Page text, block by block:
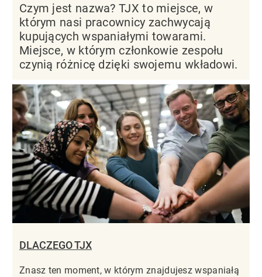
Czym jest nazwa? TJX to miejsce, w
którym nasi pracownicy zachwycają
kupujących wspaniałymi towarami.
Miejsce, w którym członkowie zespołu
czynią różnicę dzięki swojemu wkładowi.
DLACZEGO TJX
Znasz ten moment, w którym znajdujesz wspaniałą